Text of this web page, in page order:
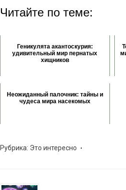
Читайте по теме:
Геникулята акантоскурия:
удивительный мир пернатых
хищников
Неожиданный палочник: тайны и
чудеса мира насекомых
Рубрика: Это интересно